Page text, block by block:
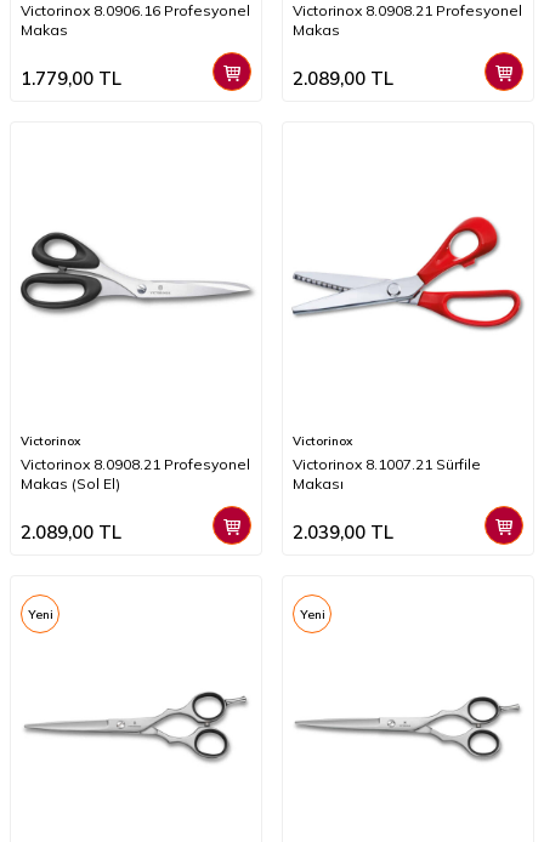
Victorinox 8.0906.16 Profesyonel
Makas
1.779,00 TL
Victorinox 8.0908.21 Profesyonel
Makas
2.089,00 TL
Victorinox
Victorinox 8.0908.21 Profesyonel
Makas (Sol El)
2.089,00 TL
Victorinox
Victorinox 8.1007.21 Sürfile
Makası
2.039,00 TL
Yeni Yeni